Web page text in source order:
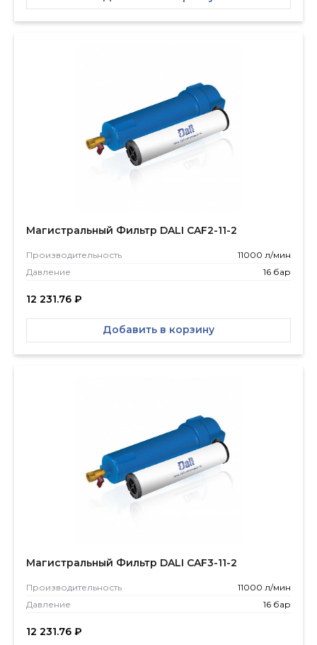
Магистральный Фильтр DALI CAF2-11-2
Производитель­ность
11000 л/мин
Давление
16 бар
12 231.76 ₽
Добавить в корзину
Магистральный Фильтр DALI CAF3-11-2
Производитель­ность
11000 л/мин
Давление
16 бар
12 231.76 ₽